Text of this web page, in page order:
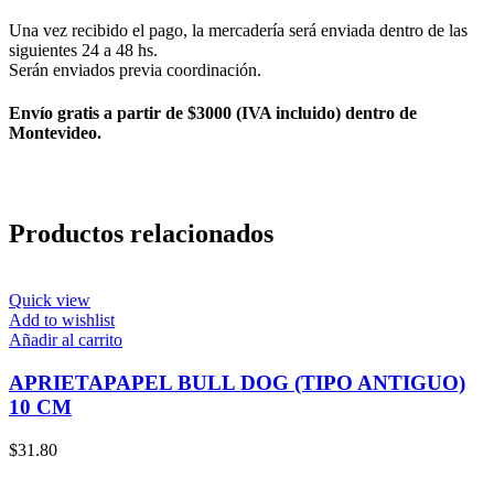
Una vez recibido el pago, la mercadería será enviada dentro de las
siguientes 24 a 48 hs.
Serán enviados previa coordinación.
Envío gratis a partir de $3000 (IVA incluido) dentro de
Montevideo.
Productos relacionados
Quick view
Add to wishlist
Añadir al carrito
APRIETAPAPEL BULL DOG (TIPO ANTIGUO)
10 CM
$31.80